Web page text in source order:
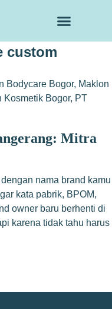
custom
Bodycare Bogor, Maklon
Kosmetik Bogor, PT
Mitra
nama brand kamu
kata pabrik, BPOM,
owner baru berhenti di
karena tidak tahu harus